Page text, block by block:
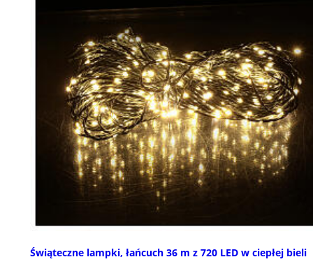
Świąteczne lampki, łańcuch 36 m z 720 LED w ciepłej bieli